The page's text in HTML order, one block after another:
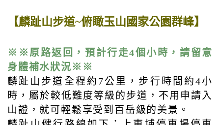
【麟趾山步道~俯瞰玉山國家公園群峰】
※※原路返回，預計行走4個小時，請留意
身體補水狀況※※
麟趾山步道全程約7公里，步行時間約4小
時，屬於較低難度等級的步道，不用申請入
山證，就可輕鬆享受到百岳級的美景。